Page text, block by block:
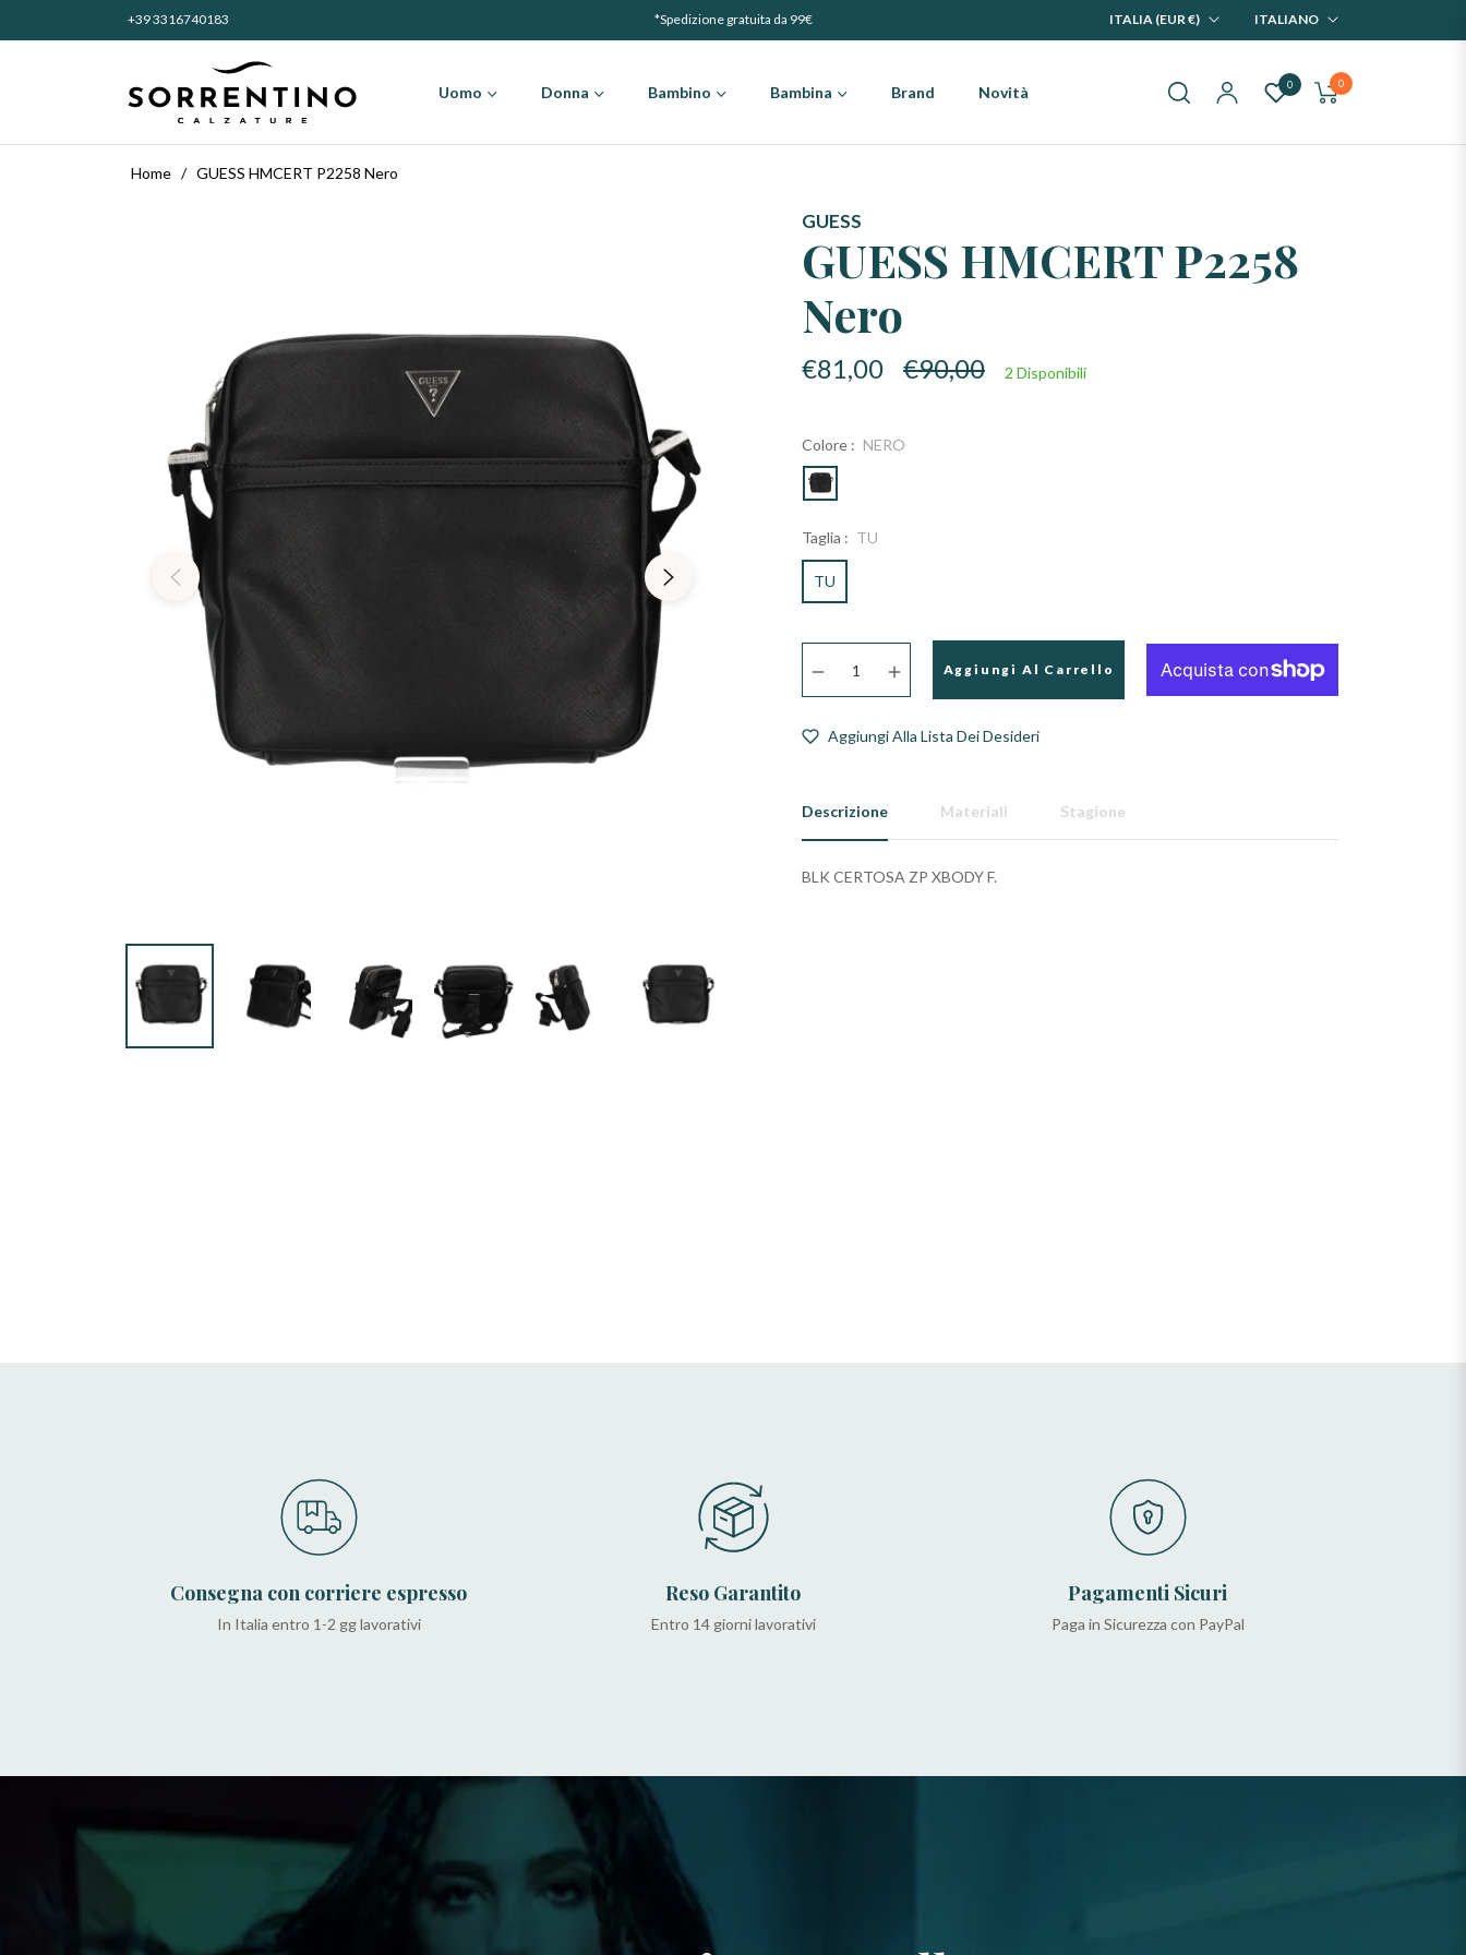
+39 3316740183 *Spedizione gratuita da 99€ ITALIA (EUR €) ITALIANO
Calzature Uomo Donna Bambino Bambina Brand Novità 0
Carrello
0
Home / GUESS HMCERT P2258 Nero
GUESS
GUESS HMCERT P2258
Nero
€81,00
Prezzo
di
€90,00 2 Disponibili
Colore : NERO
Taglia : TU
TU
Aggiungi Al Carrello
Aggiungi Alla Lista Dei Desideri
Descrizione Materiali Stagione
BLK CERTOSA ZP XBODY F.
Consegna con corriere espresso
In Italia entro 1-2 gg lavorativi
Reso Garantito
Entro 14 giorni lavorativi
Pagamenti Sicuri
Paga in Sicurezza con PayPal